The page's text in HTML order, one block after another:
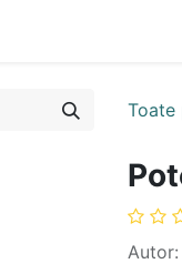
Toate
Autor: